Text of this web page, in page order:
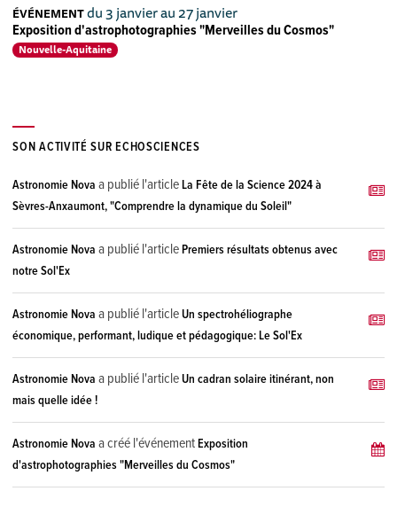
ÉVÉNEMENTdu 3 janvier au 27 janvier
Exposition d'astrophotographies "Merveilles du Cosmos"
Nouvelle-Aquitaine
SON ACTIVITÉ SUR ECHOSCIENCES
Astronomie Nova a publié l'articleLa Fête de la Science 2024 à
Sèvres-Anxaumont, "Comprendre la dynamique du Soleil"
Astronomie Nova a publié l'articlePremiers résultats obtenus avec
notre Sol'Ex
Astronomie Nova a publié l'articleUn spectrohéliographe
économique, performant, ludique et pédagogique: Le Sol'Ex
Astronomie Nova a publié l'articleUn cadran solaire itinérant, non
mais quelle idée !
Astronomie Nova a créé l'événementExposition
d'astrophotographies "Merveilles du Cosmos"